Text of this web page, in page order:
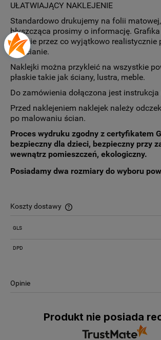
UŁATWIAJĄCY NAKLEJENIE
Standardowo drukujemy na folii
błyszcząca prosimy o informację.
obrysie przez co wyjątkowo realistycznie
na ścianie.
Naklejki można przykleić na wszystkie
płaskie takie jak ściany, lustra, meble.
Do zamówienia dołączona jest
Przed naklejeniem naklejek należy
po malowaniu ścian.
Proces wydruku zgodny z certyfikatem
bezpieczny dla dzieci, bezpieczny przy
wewnątrz pomieszczeń, ekologiczny.
Posiadamy dwa rozmiary do wyboru
Koszty dostawy
Cena nie zawiera ewentualnych kosztów
GLS
DPD
Opinie
Produkt nie posiada